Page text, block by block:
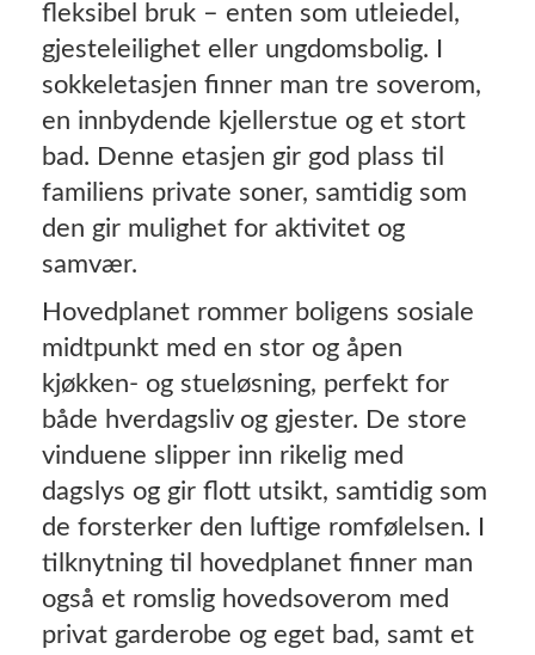
fleksibel bruk – enten som utleiedel,
gjesteleilighet eller ungdomsbolig. I
sokkeletasjen finner man tre soverom,
en innbydende kjellerstue og et stort
bad. Denne etasjen gir god plass til
familiens private soner, samtidig som
den gir mulighet for aktivitet og
samvær.
Hovedplanet rommer boligens sosiale
midtpunkt med en stor og åpen
kjøkken- og stueløsning, perfekt for
både hverdagsliv og gjester. De store
vinduene slipper inn rikelig med
dagslys og gir flott utsikt, samtidig som
de forsterker den luftige romfølelsen. I
tilknytning til hovedplanet finner man
også et romslig hovedsoverom med
privat garderobe og eget bad, samt et